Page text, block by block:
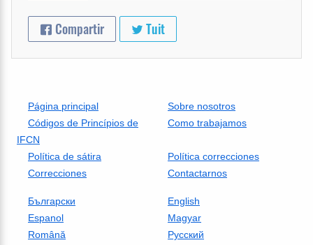
Compartir Tuit
Página principal
Sobre nosotros
Códigos de Princípios de
IFCN
Como trabajamos
Política de sátira
Política correcciones
Correcciones
Contactarnos
Български
English
Espanol
Magyar
Română
Русский